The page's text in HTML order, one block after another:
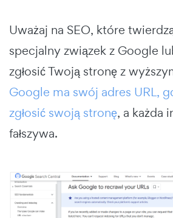
Uważaj na SEO, które
specjalny związek z Google
zgłosić Twoją stronę z
Google ma swój adres URL,
zgłosić swoją stronę, a każda
fałszywa.